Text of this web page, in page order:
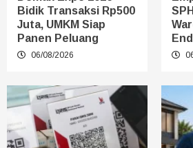
Bidik Transaksi Rp500
Juta, UMKM Siap
Panen Peluang
06/08/2026